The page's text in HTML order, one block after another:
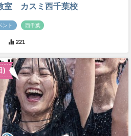
室 カスミ西千葉校
ント 西千葉
221
)